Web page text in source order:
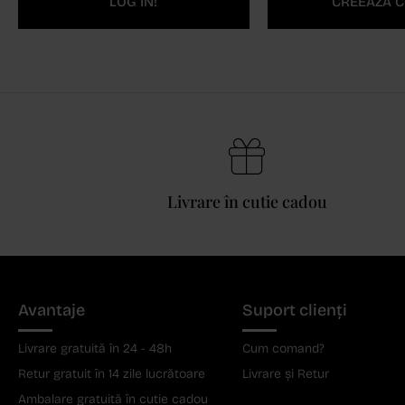
Livrare în cutie cadou
Avantaje
Livrare gratuită în 24 - 48h
Retur gratuit în 14 zile lucrătoare
Ambalare gratuită în cutie cadou
Suport clienți
Cum comand?
Livrare și Retur